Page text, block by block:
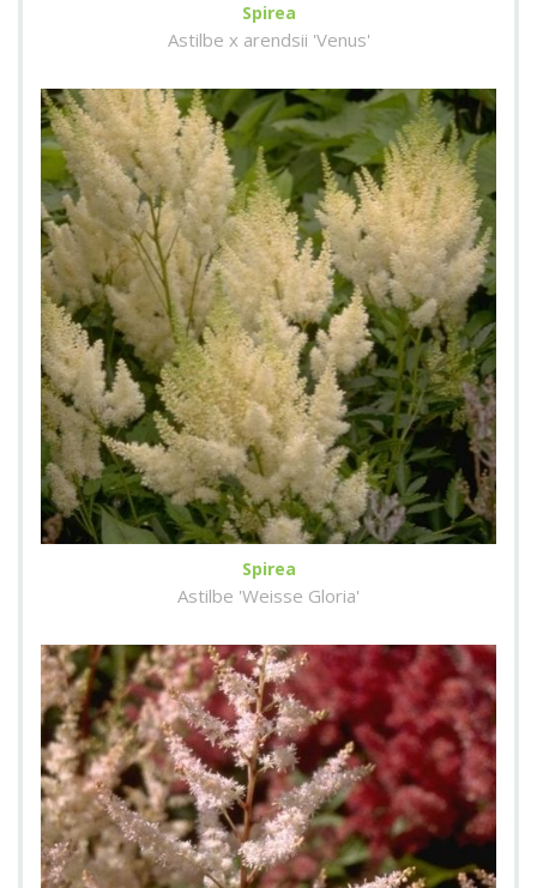
Spirea
Astilbe x arendsii 'Venus'
Spirea
Astilbe 'Weisse Gloria'